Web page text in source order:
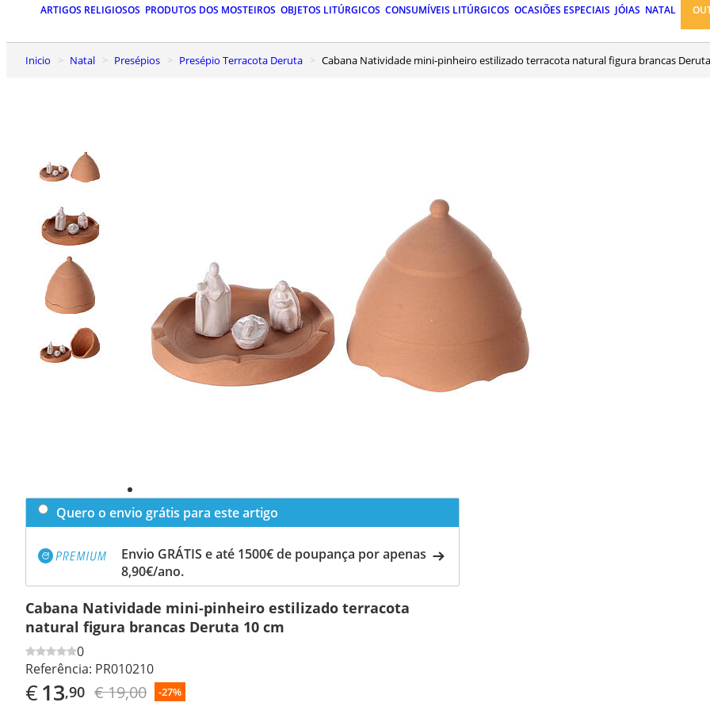
ARTIGOS RELIGIOSOS PRODUTOS DOS MOSTEIROS OBJETOS LITÚRGICOS CONSUMÍVEIS LITÚRGICOS OCASIÕES ESPECIAIS JÓIAS NATAL
Inicio Natal Presépios Presépio Terracota Deruta Cabana Natividade mini-pinheiro estilizado terracota natural figura brancas
Quero o envio grátis para este artigo
Envio GRÁTIS e até 1500€ de poupança por apenas
8,90€/ano.
Cabana Natividade mini-pinheiro estilizado terracota
natural figura brancas Deruta 10 cm
0
Referência: PR010210
€13,90 € 19,00 -27%